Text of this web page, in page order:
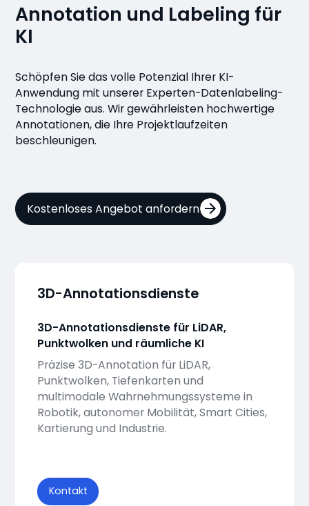
Annotation und Labeling für
KI
Schöpfen Sie das volle Potenzial Ihrer KI-
Anwendung mit unserer Experten-Datenlabeling-
Technologie aus. Wir gewährleisten hochwertige
Annotationen, die Ihre Projektlaufzeiten
beschleunigen.
Kostenloses Angebot anfordern
3D-Annotationsdienste
3D-Annotationsdienste für LiDAR,
Punktwolken und räumliche KI
Präzise 3D-Annotation für LiDAR,
Punktwolken, Tiefenkarten und
multimodale Wahrnehmungssysteme in
Robotik, autonomer Mobilität, Smart Cities,
Kartierung und Industrie.
Kontakt